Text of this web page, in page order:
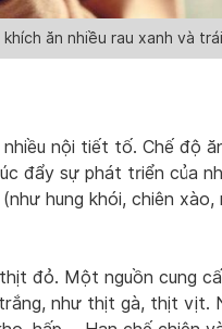
ăn nhiều rau xanh và
nội tiết tố. Chế độ
đẩy sự phát triển của
hung khói, chiên xào,
đỏ. Một nguồn cung
như thịt gà, thịt vịt.